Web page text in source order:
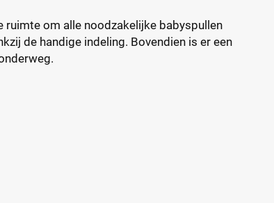
om alle noodzakelijke babyspullen
de handige indeling. Bovendien is er een